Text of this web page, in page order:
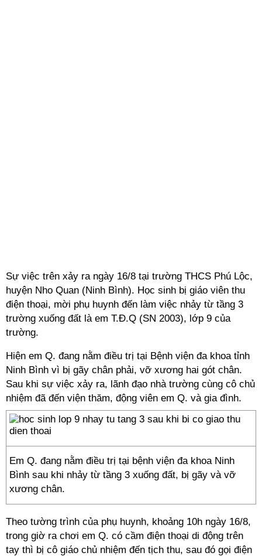
Sự việc trên xảy ra ngày 16/8 tại trường THCS Phú Lộc,
huyện Nho Quan (Ninh Bình). Học sinh bị giáo viên thu
điện thoại, mời phụ huynh đến làm việc nhảy từ tầng 3
trường xuống đất là em T.Đ.Q (SN 2003), lớp 9 của
trường.
Hiện em Q. đang nằm điều trị tại Bệnh viện đa khoa tỉnh
Ninh Bình vì bị gãy chân phải, vỡ xương hai gót chân.
Sau khi sự việc xảy ra, lãnh đạo nhà trường cùng cô chủ
nhiệm đã đến viện thăm, động viên em Q. và gia đình.
Em Q. đang nằm điều trị tại bệnh viện đa khoa Ninh
Bình sau khi nhảy từ tầng 3 xuống đất, bị gãy và vỡ
xương chân.
Theo tường trình của phụ huynh, khoảng 10h ngày 16/8,
trong giờ ra chơi em Q. có cầm điện thoại di động trên
tay thì bị cô giáo chủ nhiệm đến tịch thu, sau đó gọi điện